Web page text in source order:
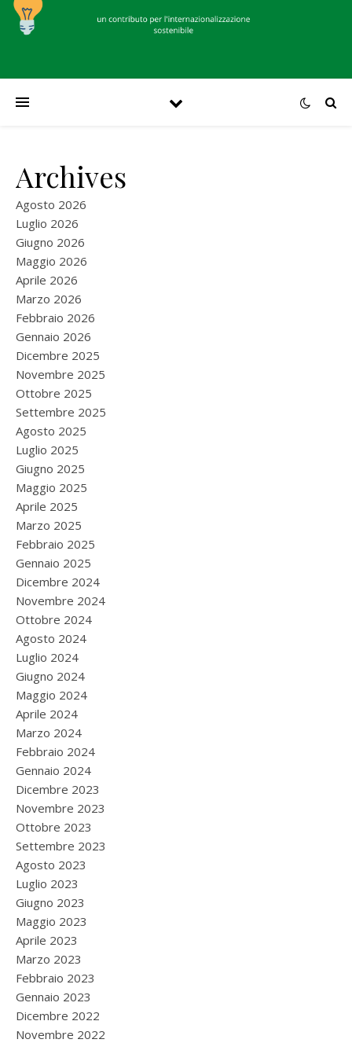
Archives
Agosto 2026
Luglio 2026
Giugno 2026
Maggio 2026
Aprile 2026
Marzo 2026
Febbraio 2026
Gennaio 2026
Dicembre 2025
Novembre 2025
Ottobre 2025
Settembre 2025
Agosto 2025
Luglio 2025
Giugno 2025
Maggio 2025
Aprile 2025
Marzo 2025
Febbraio 2025
Gennaio 2025
Dicembre 2024
Novembre 2024
Ottobre 2024
Agosto 2024
Luglio 2024
Giugno 2024
Maggio 2024
Aprile 2024
Marzo 2024
Febbraio 2024
Gennaio 2024
Dicembre 2023
Novembre 2023
Ottobre 2023
Settembre 2023
Agosto 2023
Luglio 2023
Giugno 2023
Maggio 2023
Aprile 2023
Marzo 2023
Febbraio 2023
Gennaio 2023
Dicembre 2022
Novembre 2022